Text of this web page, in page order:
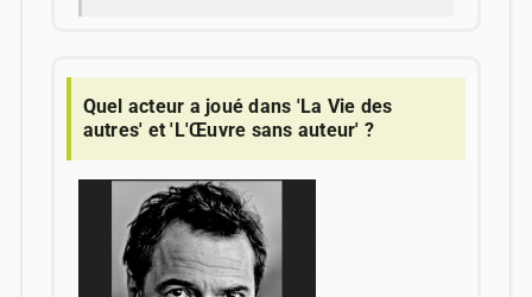
Quel acteur a joué dans 'La Vie des
autres' et 'L'Œuvre sans auteur' ?